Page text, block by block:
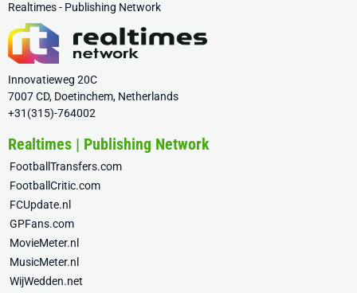
Realtimes - Publishing Network
Innovatieweg 20C
7007 CD, Doetinchem, Netherlands
+31(315)-764002
Realtimes | Publishing Network
FootballTransfers.com
FootballCritic.com
FCUpdate.nl
GPFans.com
MovieMeter.nl
MusicMeter.nl
WijWedden.net